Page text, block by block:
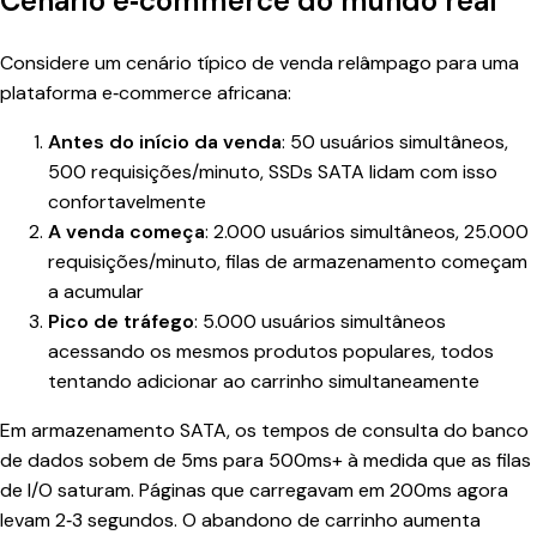
Considere um cenário típico de venda relâmpago para uma
plataforma e‑commerce africana:
Antes do início da venda: 50 usuários simultâneos,
500 requisições/minuto, SSDs SATA lidam com isso
confortavelmente
A venda começa: 2.000 usuários simultâneos, 25.000
requisições/minuto, filas de armazenamento começam
a acumular
Pico de tráfego: 5.000 usuários simultâneos
acessando os mesmos produtos populares, todos
tentando adicionar ao carrinho simultaneamente
Em armazenamento SATA, os tempos de consulta do banco
de dados sobem de 5ms para 500ms+ à medida que as filas
de I/O saturam. Páginas que carregavam em 200ms agora
levam 2‑3 segundos. O abandono de carrinho aumenta